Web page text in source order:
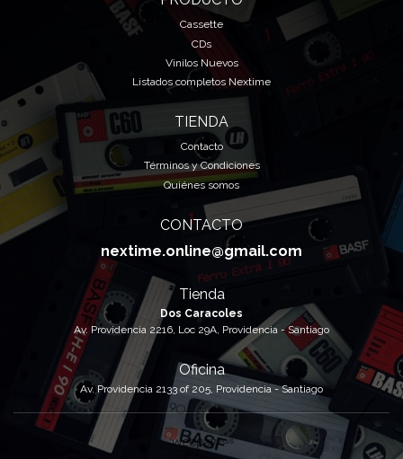
Cassette
CDs
Vinilos Nuevos
Listados completos Nextime
TIENDA
Contacto
Términos y Condiciones
Quiénes somos
CONTACTO
nextime.online@gmail.com
Tienda
Dos Caracoles
Av. Providencia 2216, Loc 29A, Providencia - Santiago
Oficina
Av. Providencia 2133 of 205, Providencia - Santiago